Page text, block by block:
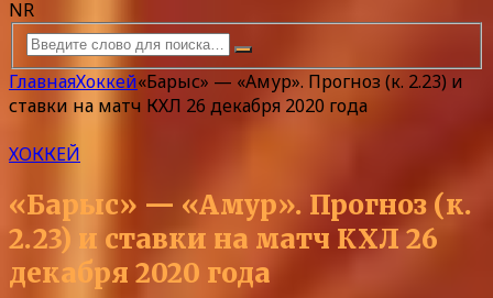
NR
ГлавнаяХоккей«Барыс» — «Амур». Прогноз (к. 2.23) и
ставки на матч КХЛ 26 декабря 2020 года
ХОККЕЙ
«Барыс» — «Амур». Прогноз (к.
2.23) и ставки на матч КХЛ 26
декабря 2020 года